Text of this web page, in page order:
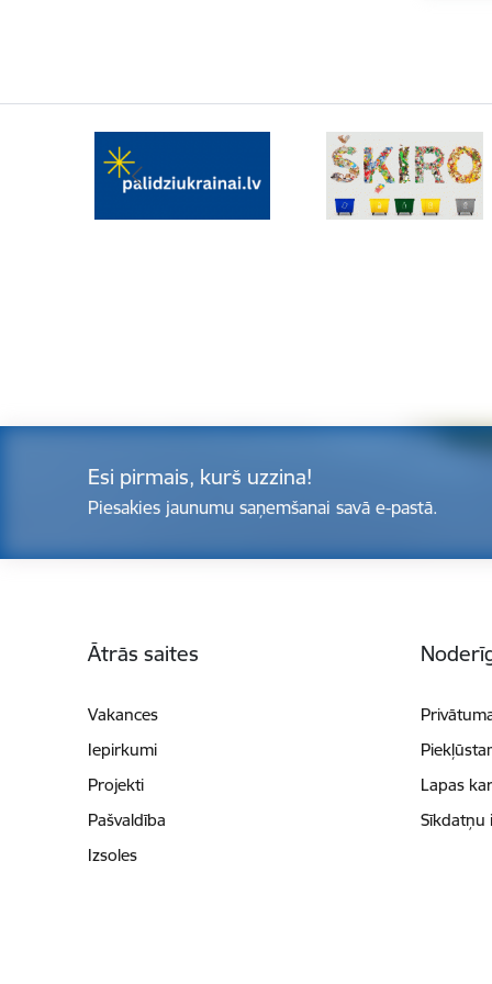
Esi pirmais, kurš uzzina!
Piesakies jaunumu saņemšanai savā e-pastā.
Ātrās saites
Vakances
Iepirkumi
Projekti
Pašvaldība
Izsoles
Lapas
Sīkdatņu